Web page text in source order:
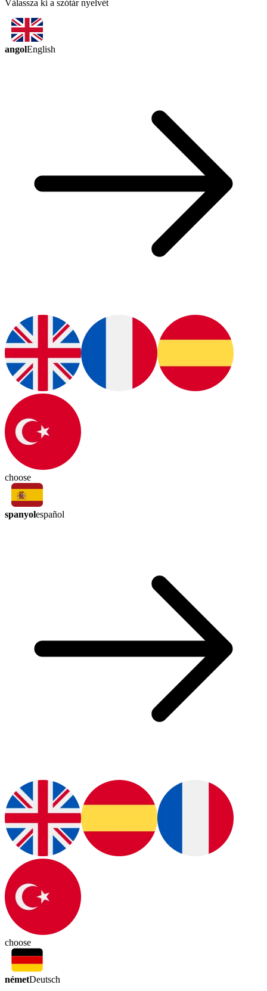
Válassza ki a szótár nyelvét
angolEnglish
choose
spanyolespañol
choose
németDeutsch